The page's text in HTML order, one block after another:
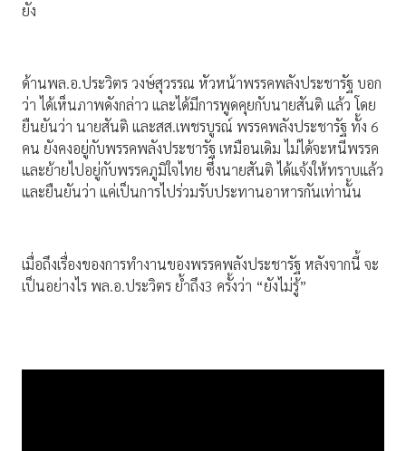
ยัง
ด้านพล.อ.ประวิตร วงษ์สุวรรณ หัวหน้าพรรคพลังประชารัฐ บอก
ว่า ได้เห็นภาพดังกล่าว และได้มีการพูดคุยกับนายสันติ แล้ว โดย
ยืนยันว่า นายสันติ และสส.เพชรบูรณ์ พรรคพลังประชารัฐ ทั้ง 6
คน ยังคงอยู่กับพรรคพลังประชารัฐ เหมือนเดิม ไม่ได้จะหนีพรรค
และย้ายไปอยู่กับพรรคภูมิใจไทย ซึ่งนายสันติ ได้แจ้งให้ทราบแล้ว
และยืนยันว่า แค่เป็นการไปร่วมรับประทานอาหารกันเท่านั้น
เมื่อถึงเรื่องของการทำงานของพรรคพลังประชารัฐ หลังจากนี้ จะ
เป็นอย่างไร พล.อ.ประวิตร ย้ำถึง3 ครั้งว่า “ยังไม่รู้”